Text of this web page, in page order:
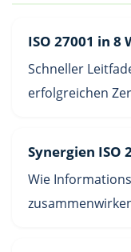
ISO 27001 in
Schneller
erfolgreichen
Synergien ISO
Wie